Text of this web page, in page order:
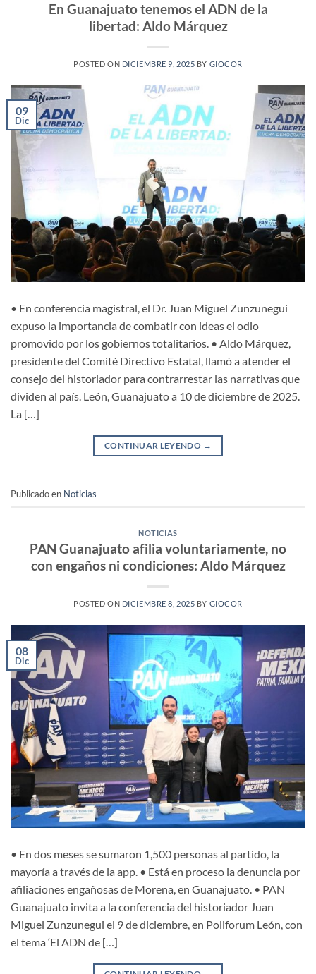
En Guanajuato tenemos el ADN de la
libertad: Aldo Márquez
POSTED ON DICIEMBRE 9, 2025 BY GIOCOR
09
Dic
• En conferencia magistral, el Dr. Juan Miguel Zunzunegui
expuso la importancia de combatir con ideas el odio
promovido por los gobiernos totalitarios. • Aldo Márquez,
presidente del Comité Directivo Estatal, llamó a atender el
consejo del historiador para contrarrestar las narrativas que
dividen al país. León, Guanajuato a 10 de diciembre de 2025.
La […]
CONTINUAR LEYENDO →
Publicado en Noticias
NOTICIAS
PAN Guanajuato afilia voluntariamente, no
con engaños ni condiciones: Aldo Márquez
POSTED ON DICIEMBRE 8, 2025 BY GIOCOR
08
Dic
• En dos meses se sumaron 1,500 personas al partido, la
mayoría a través de la app. • Está en proceso la denuncia por
afiliaciones engañosas de Morena, en Guanajuato. • PAN
Guanajuato invita a la conferencia del historiador Juan
Miguel Zunzunegui el 9 de diciembre, en Poliforum León, con
el tema ‘El ADN de […]